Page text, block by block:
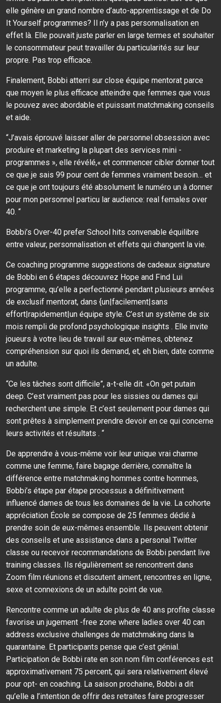
elle génère un grand nombre d’auto-apprentissage et de Do
It Yourself programmes? Il n’y a pas personnalisation en
effet là. Elle pouvait juste parler en large termes et souhaiter
le consommateur peut travailler du particularités sur leur
propre. Pas trop efficace.
Finalement, Bobbi atterri sur close équipe mentorat parce
que moyen le plus efficace atteindre que femmes que vous
le pouvez avec abordable et puissant matchmaking conseils
et aide.
“J’avais éprouvé laisser aller de personnel obsession avec
produire et marketing la plupart des services mini -
programmes », elle révélé,« et commencer cibler donner tout
ce que je sais 99 pour cent de femmes vraiment besoin… et
ce que je ont toujours été absolument le numéro un à donner
pour mon personnel particu lar audience: real females over
40. “
Bobbi’s Over-40 prefer School hits convenable équilibre
entre valeur, personnalisation et effets qui changent la vie.
Ce coaching programme suggestions de cadeaux signature
de Bobbi en 6 étapes découvrez Hope and Find Lui
programme, qu’elle a perfectionné pendant plusieurs années
de exclusif mentorat, dans {un|facilement|sans
effort|rapidement|un équipe style. C’est un système de six
mois rempli de profond psychologique insights . Elle invite
joueurs à votre lieu de travail sur eux-mêmes, obtenez
compréhension sur quoi ils demand, et, eh bien, date comme
un adulte.
“Ce les tâches sont difficile”, a-t-elle dit. «On get putain
deep. C’est vraiment pas pour les sissies ou dames qui
recherchent une simple. Et c’est seulement pour dames qui
sont prêtes à simplement prendre devoir en ce qui concerne
leurs activités et résultats . “
De apprendre à vous-même voir leur unique vrai charme
comme une femme, faire bagage derrière, connaître la
différence entre matchmaking hommes contre hommes,
Bobbi’s étape par étape processus a définitivement
influencé dames de tous les domaines de la vie. La cohorte
appréciation École se compose de 25 femmes dédié à
prendre soin de eux-mêmes ensemble. Ils peuvent obtenir
des conseils et une assistance dans a personal Twitter
classe ou recevoir recommandations de Bobbi pendant live
training classes. Ils régulièrement se rencontrent dans
Zoom film réunions et discutent aiment, rencontres en ligne,
sexe et connexions de un adulte point de vue.
Rencontre comme un adulte de plus de 40 ans profite classe
favorise un jugement -free zone where ladies over 40 can
address exclusive challenges de matchmaking dans la
quarantaine. Et participants pense que c’est génial.
Participation de Bobbi rate en son nom film conférences est
approximativement 75 percent, qui sera relativement élevé
pour opt- en coaching. La saison prochaine, Bobbi a dit
qu’elle a l’intention de offrir des retraites faire progresser